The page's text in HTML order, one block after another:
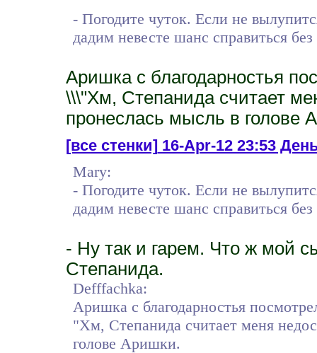
- Погодите чуток. Если не
дадим невесте шанс справиться
Аришка с благодарностья
\\\"Хм, Степанида считает
пронеслась мысль в голове
[все стенки]16-Apr-12 23:53
Mary:
- Погодите чуток. Если не
дадим невесте шанс справиться
- Ну так и гарем. Что ж мой
Степанида.
Defffachka:
Аришка с благодарностья
"Хм, Степанида считает меня
голове Аришки.